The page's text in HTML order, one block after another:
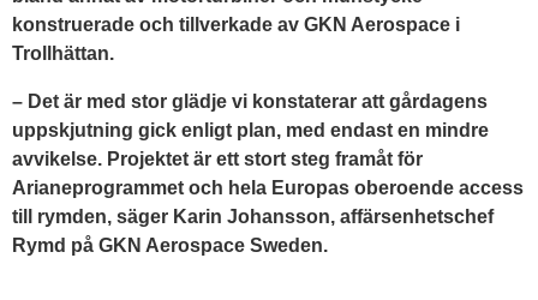
konstruerade och tillverkade av GKN Aerospace i
Trollhättan.
– Det är med stor glädje vi konstaterar att gårdagens
uppskjutning gick enligt plan, med endast en mindre
avvikelse. Projektet är ett stort steg framåt för
Arianeprogrammet och hela Europas oberoende access
till rymden, säger Karin Johansson, affärsenhetschef
Rymd på GKN Aerospace Sweden.